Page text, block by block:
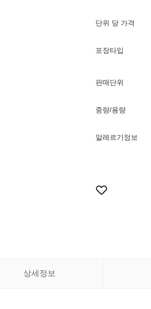
단위 당 가격
포장타입
판매단위
중량/용량
알레르기정보
상세정보